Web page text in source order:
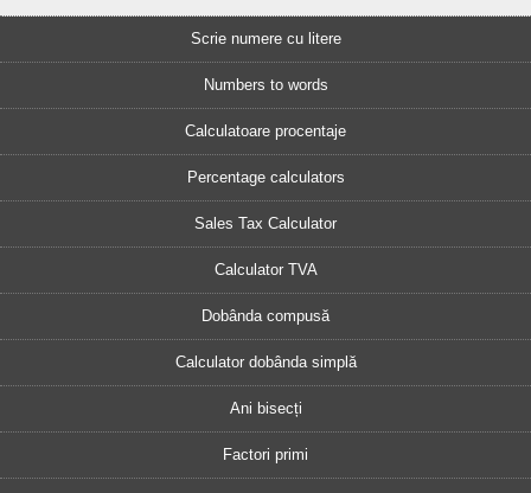
Scrie numere cu litere
Numbers to words
Calculatoare procentaje
Percentage calculators
Sales Tax Calculator
Calculator TVA
Dobânda compusă
Calculator dobânda simplă
Ani bisecți
Factori primi